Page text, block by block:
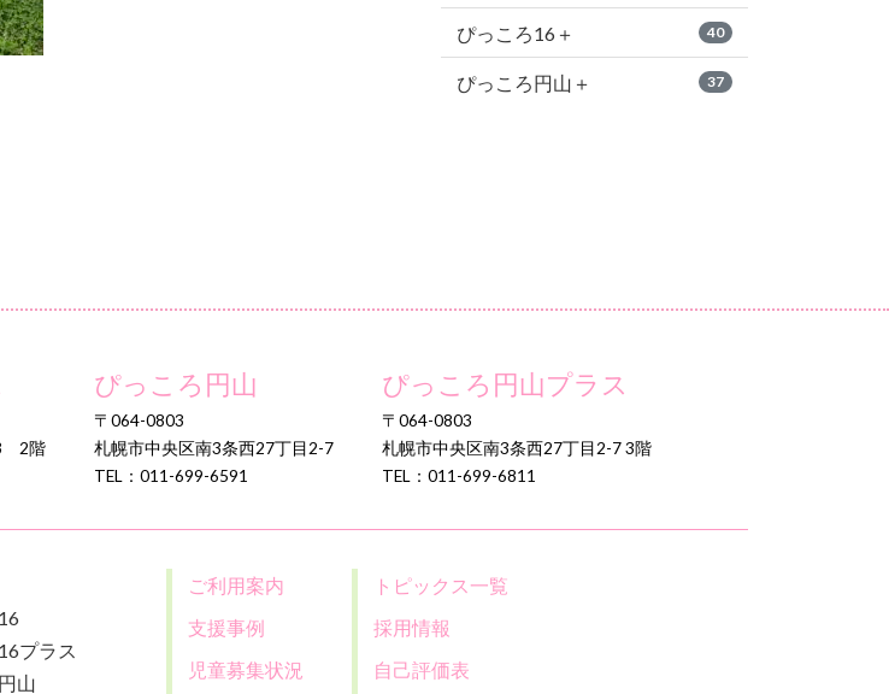
ぴっころ16＋ 40
ぴっころ円山＋ 37
2階
ぴっころ円山
〒064-0803
札幌市中央区南3条西27丁目2-7
TEL：011-699-6591
ぴっころ円山プラス
〒064-0803
札幌市中央区南3条西27丁目2-7 3階
TEL：011-699-6811
プラス
山
ご利用案内
支援事例
児童募集状況
トピックス一覧
採用情報
自己評価表